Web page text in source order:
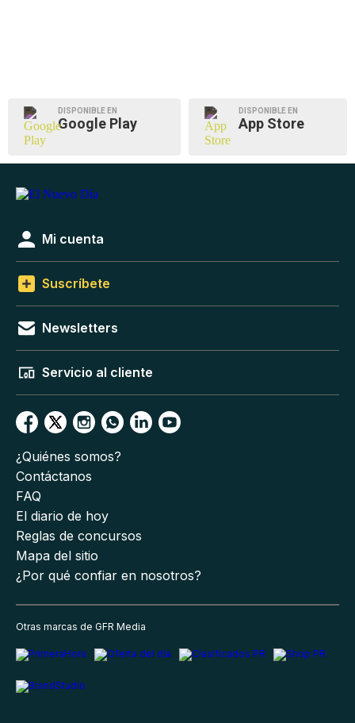
DISPONIBLE EN
Google Play
DISPONIBLE EN
App Store
Mi cuenta
Suscríbete
Newsletters
Servicio al cliente
¿Quiénes somos?
Contáctanos
FAQ
El diario de hoy
Reglas de concursos
Mapa del sitio
¿Por qué confiar en nosotros?
Otras marcas de GFR Media